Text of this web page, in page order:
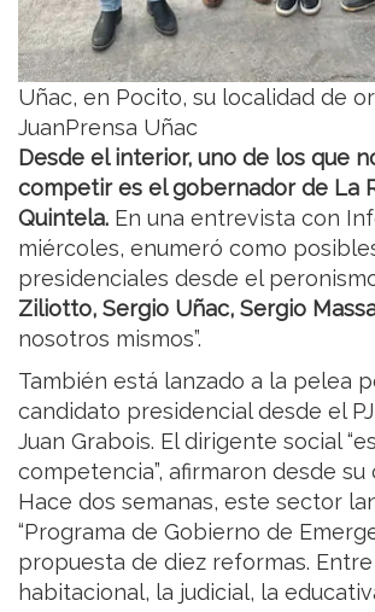
Uñac, en Pocito, su localidad de
JuanPrensa Uñac
Desde el interior, uno de los que
competir es el gobernador de La
Quintela. En una entrevista con
miércoles, enumeró como
presidenciales desde el
Ziliotto, Sergio Uñac, Sergio
nosotros mismos”.
También está lanzado a la pelea
candidato presidencial desde el
Juan Grabois. El dirigente social
competencia”, afirmaron desde su
Hace dos semanas, este sector
“Programa de Gobierno de
propuesta de diez reformas.
habitacional, la judicial, la